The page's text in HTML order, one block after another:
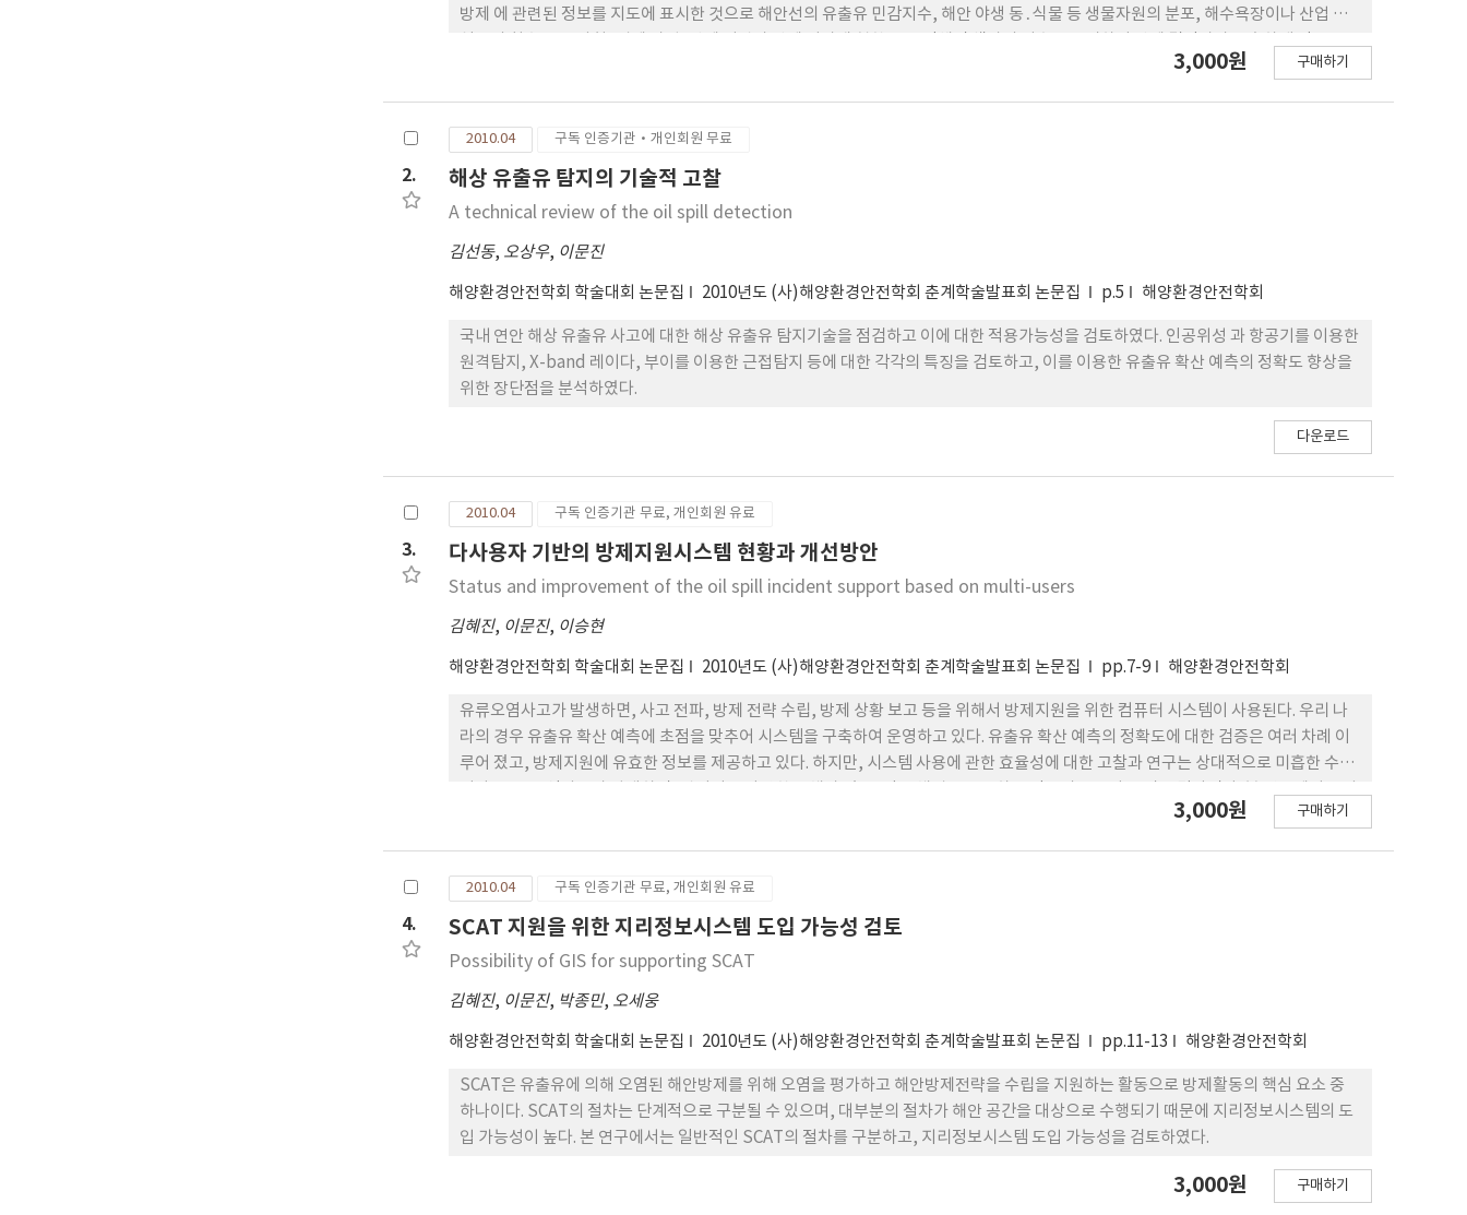
방제 에 관련된 정보를 지도에 표시한 것으로 해안선의 유출유 민감지수, 해안 야생 동․식물 등 생물자원의 분포, 해수욕장이나 산업 시
활용할 수 있는 있도록 지원하는 정보 지도이다. 그러나 해상교통 및 안전 분야 종사자는 전통적으로 해도 및 전자해도를 사용에 익숙하
3,000원 구매하기
2.
2010.04 구독 인증기관·개인회원 무료
해상 유출유 탐지의 기술적 고찰
A technical review of the oil spill detection
김선동, 오상우, 이문진
해양환경안전학회 학술대회 논문집 2010년도 (사)해양환경안전학회 춘계학술발표회 논문집 p.5 해양환경안전학회
국내 연안 해상 유출유 사고에 대한 해상 유출유 탐지기술을 점검하고 이에 대한 적용가능성을 검토하였다. 인공위성 과 항공기를 이용한
원격탐지, X-band 레이다, 부이를 이용한 근접탐지 등에 대한 각각의 특징을 검토하고, 이를 이용한 유출유 확산 예측의 정확도 향상을
위한 장단점을 분석하였다.
다운로드
3.
2010.04 구독 인증기관 무료, 개인회원 유료
다사용자 기반의 방제지원시스템 현황과 개선방안
Status and improvement of the oil spill incident support based on multi-users
김혜진, 이문진, 이승현
해양환경안전학회 학술대회 논문집 2010년도 (사)해양환경안전학회 춘계학술발표회 논문집 pp.7-9 해양환경안전학회
유류오염사고가 발생하면, 사고 전파, 방제 전략 수립, 방제 상황 보고 등을 위해서 방제지원을 위한 컴퓨터 시스템이 사용된다. 우리 나
라의 경우 유출유 확산 예측에 초점을 맞추어 시스템을 구축하여 운영하고 있다. 유출유 확산 예측의 정확도에 대한 검증은 여러 차례 이
루어 졌고, 방제지원에 유효한 정보를 제공하고 있다. 하지만, 시스템 사용에 관한 효율성에 대한 고찰과 연구는 상대적으로 미흡한 수준
용성을 향상하고 차 별화된 정보를 제공할 수 있도록 방제지원시스템의 현황을 분석하고 개선방안을 도출하고자 한다.
3,000원 구매하기
4.
2010.04 구독 인증기관 무료, 개인회원 유료
SCAT 지원을 위한 지리정보시스템 도입 가능성 검토
Possibility of GIS for supporting SCAT
김혜진, 이문진, 박종민, 오세웅
해양환경안전학회 학술대회 논문집 2010년도 (사)해양환경안전학회 춘계학술발표회 논문집 pp.11-13 해양환경안전학회
SCAT은 유출유에 의해 오염된 해안방제를 위해 오염을 평가하고 해안방제전략을 수립을 지원하는 활동으로 방제활동의 핵심 요소 중
하나이다. SCAT의 절차는 단계적으로 구분될 수 있으며, 대부분의 절차가 해안 공간을 대상으로 수행되기 때문에 지리정보시스템의 도
입 가능성이 높다. 본 연구에서는 일반적인 SCAT의 절차를 구분하고, 지리정보시스템 도입 가능성을 검토하였다.
3,000원 구매하기